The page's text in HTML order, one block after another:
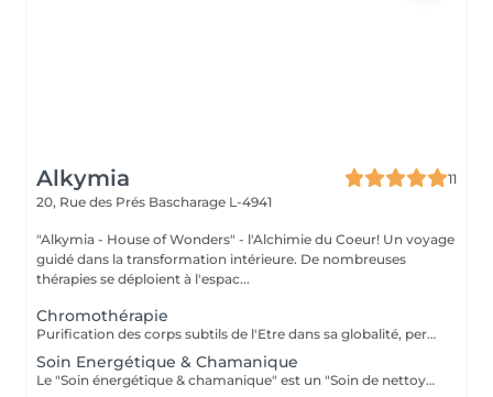
Alkymia
11
20, Rue des Prés Bascharage L-4941
"Alkymia - House of Wonders" - l'Alchimie du Coeur! Un voyage
guidé dans la transformation intérieure. De nombreuses
thérapies se déploient à l'espac...
Chromothérapie
Purification des corps subtils de l'Etre dans sa globalité, permet une meilleure connexion à soi, une relaxation intense, un meilleur ancrage et une clarté d'esprit...
Soin Energétique & Chamanique
Le "Soin énergétique & chamanique" est un "Soin de nettoyage spirituel" qui vous aidera à connaître efficacement et à éradiquer toute attaque sur vos énergies. Le nettoyage de votre champ d'énergie vous permettra de vivre en harmonie et en harmonie avec le flux positif d'énergie dans l'Univers. Vous apprendrez à transformer votre vie et à profiter d'un plus grand équilibre et d'une plus grande paix. Ce nettoyage vous protégera des mauvaises énergies, de l'envie, des cordons d'énergie, des vampires psychiques et de toutes sortes d'énergies néfastes qui ne vous ***Des Forfaits - pack de plusieurs Séances en fonction des blocages à traiter sont en place sur demande***